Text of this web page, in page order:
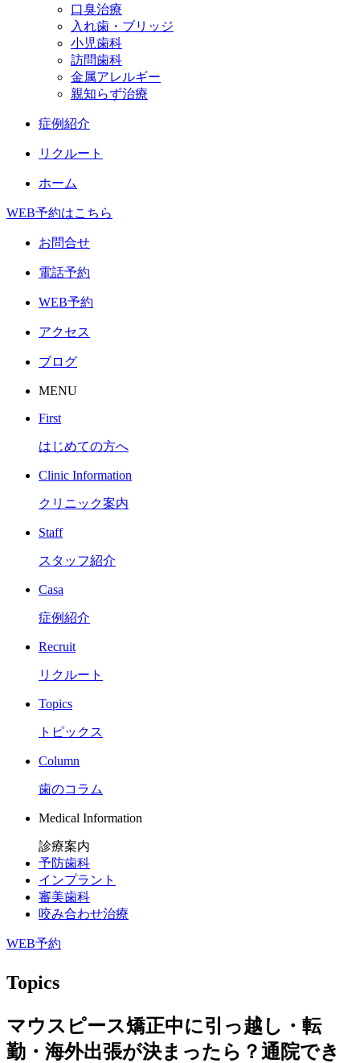
口臭治療
入れ歯・ブリッジ
小児歯科
訪問歯科
金属アレルギー
親知らず治療
症例紹介
リクルート
ホーム
WEB予約はこちら
お問合せ
電話予約
WEB予約
アクセス
ブログ
MENU
First
はじめての方へ
Clinic Information
クリニック案内
Staff
スタッフ紹介
Casa
症例紹介
Recruit
リクルート
Topics
トピックス
Column
歯のコラム
Medical Information
診療案内
予防歯科
インプラント
審美歯科
咬み合わせ治療
WEB予約
Topics
マウスピース矯正中に引っ越し・転
勤・海外出張が決まったら？通院でき